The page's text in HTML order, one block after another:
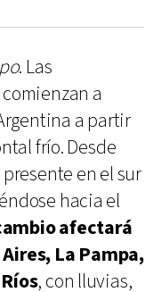
. Las
a
a partir
frío. Desde
en el sur
hacia el
afectará
La Pampa,
, con lluvias,